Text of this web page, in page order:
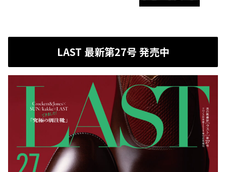
LAST 最新第27号 発売中